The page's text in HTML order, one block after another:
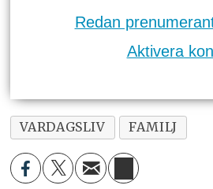
Redan
Aktivera
VARDAGSLIV FAMILJ